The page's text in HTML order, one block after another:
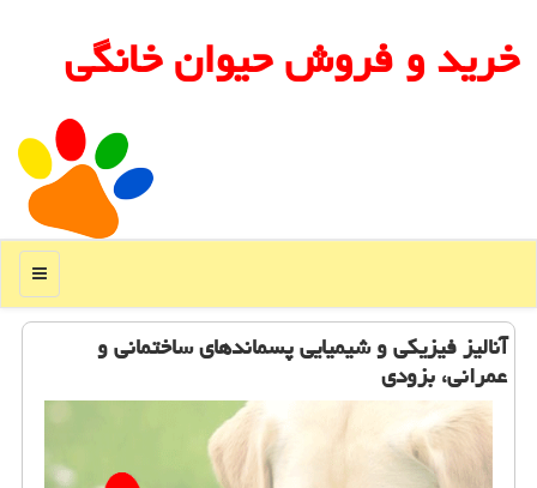
خرید و فروش حیوان خانگی
منو
آنالیز فیزیكی و شیمیایی پسماندهای ساختمانی و
عمرانی، بزودی